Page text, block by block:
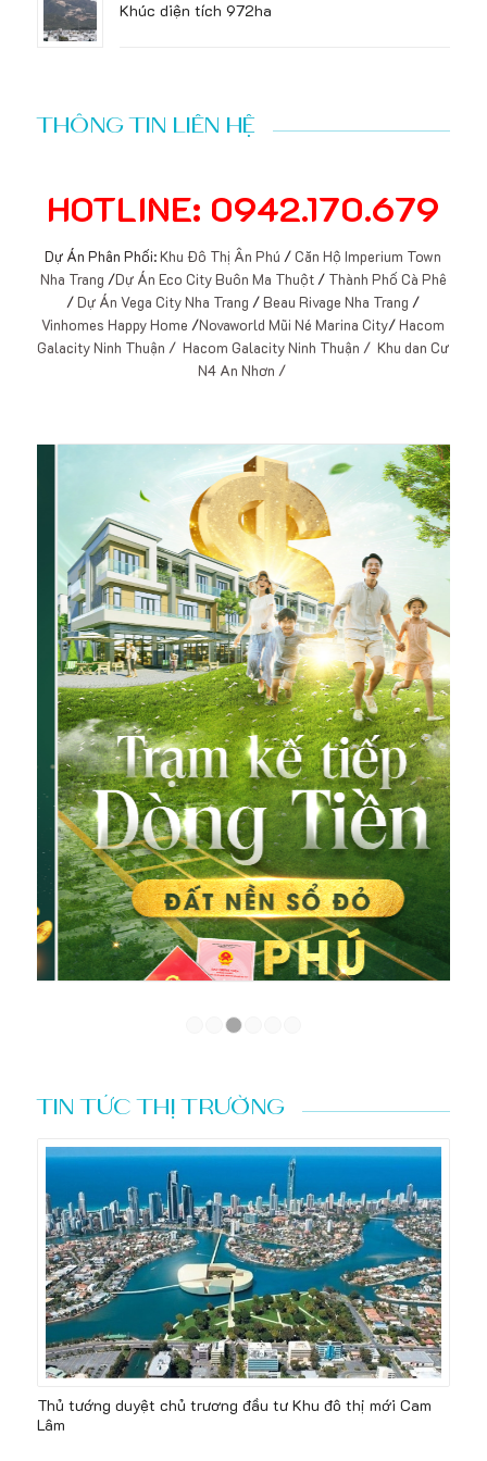
Khúc diện tích 972ha
THÔNG TIN LIÊN HỆ
HOTLINE: 0942.170.679
Dự Án Phân Phối:Khu Đô Thị Ân Phú /Căn Hộ Imperium Town
Nha Trang /Dự Án Eco City Buôn Ma Thuột/ Thành Phố Cà Phê
/Dự Án Vega City Nha Trang /Beau Rivage Nha Trang /
Vinhomes Happy Home /Novaworld Mũi Né Marina City/Hacom
Galacity Ninh Thuận / Hacom Galacity Ninh Thuận / Khu dan Cư
N4 An Nhơn /
TIN TỨC THỊ TRƯỜNG
Thủ tướng duyệt chủ trương đầu tư Khu đô thị mới Cam
Lâm